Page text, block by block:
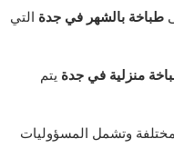
طباخة بالشهر في جدة التي
منزلية في جدة يتم
وتشمل المسؤوليات